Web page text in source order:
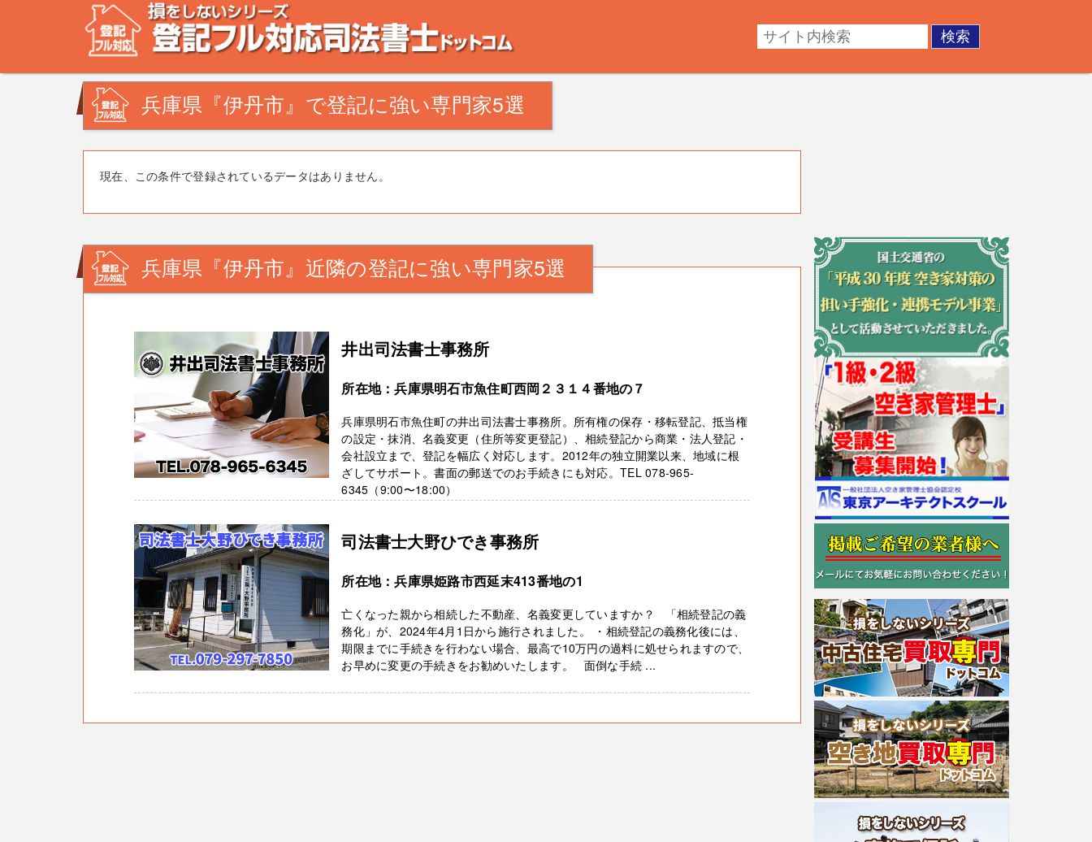
不動産登記の相談なら、登記フル対応司法書士ドットコム。田舎の空き家・空き地の対策でお悩みの方。相続登記・不動産の処分・遺産分割・成年後見。不動産の調査・測量・登記など。あなたの悩
みを司法書士・土地家屋調査士が解決致します！
兵庫県『伊丹市』で登記に強い専門家5選
現在、この条件で登録されているデータはありません。
兵庫県『伊丹市』近隣の登記に強い専門家5選
井出司法書士事務所
所在地：兵庫県明石市魚住町西岡２３１４番地の７
兵庫県明石市魚住町の井出司法書士事務所。所有権の保存・移転登記、抵当権
の設定・抹消、名義変更（住所等変更登記）、相続登記から商業・法人登記・
会社設立まで、登記を幅広く対応します。2012年の独立開業以来、地域に根
ざしてサポート。書面の郵送でのお手続きにも対応。TEL 078-965-
6345（9:00〜18:00）
司法書士大野ひでき事務所
所在地：兵庫県姫路市西延末413番地の1
亡くなった親から相続した不動産、名義変更していますか？ 「相続登記の義
務化」が、2024年4月1日から施行されました。 ・相続登記の義務化後には、
期限までに手続きを行わない場合、最高で10万円の過料に処せられますので、
お早めに変更の手続きをお勧めいたします。 面倒な手続 ...